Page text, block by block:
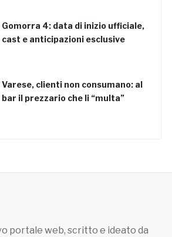
Gomorra 4: data di inizio ufficiale,
cast e anticipazioni esclusive
Varese, clienti non consumano: al
bar il prezzario che li “multa”
portale web, scritto e ideato da